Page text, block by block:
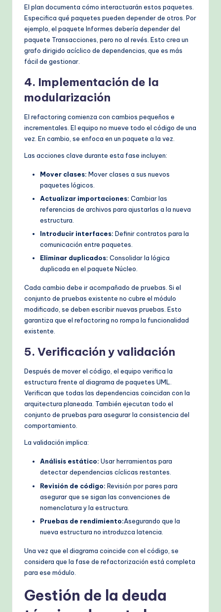
El plan documenta cómo interactuarán estos paquetes.
Especifica qué paquetes pueden depender de otros. Por
ejemplo, el paquete Informes debería depender del
paquete Transacciones, pero no al revés. Esto crea un
grafo dirigido acíclico de dependencias, que es más
fácil de gestionar.
4. Implementación de la
modularización
El refactoring comienza con cambios pequeños e
incrementales. El equipo no mueve todo el código de una
vez. En cambio, se enfoca en un paquete a la vez.
Las acciones clave durante esta fase incluyen:
Mover clases: Mover clases a sus nuevos
paquetes lógicos.
Actualizar importaciones: Cambiar las
referencias de archivos para ajustarlas a la nueva
estructura.
Introducir interfaces: Definir contratos para la
comunicación entre paquetes.
Eliminar duplicados: Consolidar la lógica
duplicada en el paquete Núcleo.
Cada cambio debe ir acompañado de pruebas. Si el
conjunto de pruebas existente no cubre el módulo
modificado, se deben escribir nuevas pruebas. Esto
garantiza que el refactoring no rompa la funcionalidad
existente.
5. Verificación y validación
Después de mover el código, el equipo verifica la
estructura frente al diagrama de paquetes UML.
Verifican que todas las dependencias coincidan con la
arquitectura planeada. También ejecutan todo el
conjunto de pruebas para asegurar la consistencia del
comportamiento.
La validación implica:
Análisis estático: Usar herramientas para
detectar dependencias cíclicas restantes.
Revisión de código: Revisión por pares para
asegurar que se sigan las convenciones de
nomenclatura y la estructura.
Pruebas de rendimiento:Asegurando que la
nueva estructura no introduzca latencia.
Una vez que el diagrama coincide con el código, se
considera que la fase de refactorización está completa
para ese módulo.
Gestión de la deuda